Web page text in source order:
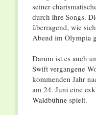
seiner
durch ihre Songs.
überragend, wie
Abend im Olympia
Darum ist es auch
Swift vergangene
kommenden Jahr
am 24. Juni eine
Waldbühne spielt.